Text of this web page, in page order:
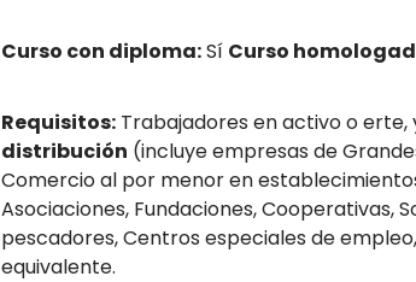
Curso con diploma:Sí Curso
Requisitos: Trabajadores en activo o erte,
distribución (incluye empresas de
Comercio al por menor en
Asociaciones, Fundaciones, Cooperativas,
pescadores, Centros especiales de
equivalente.